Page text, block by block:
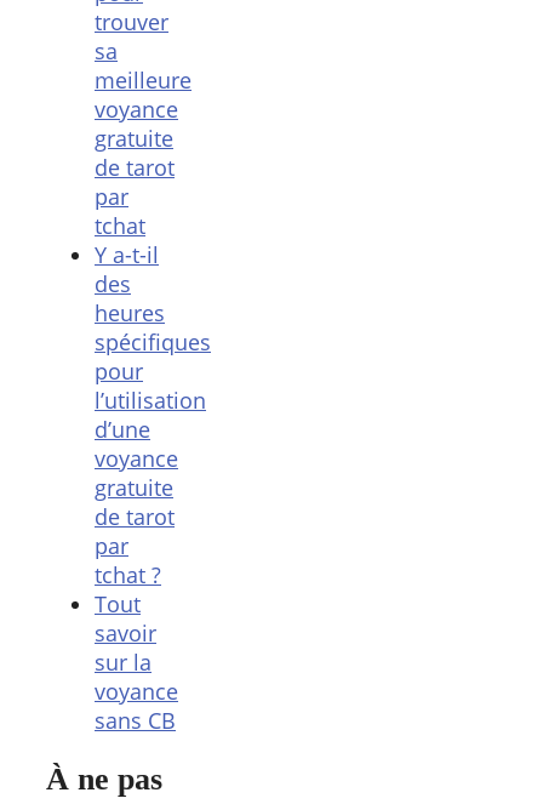
trouver
sa
meilleure
voyance
gratuite
de tarot
par
tchat
Y a-t-il
des
heures
spécifiques
pour
l’utilisation
d’une
voyance
gratuite
de tarot
par
tchat ?
Tout
savoir
sur la
voyance
sans CB
À ne pas